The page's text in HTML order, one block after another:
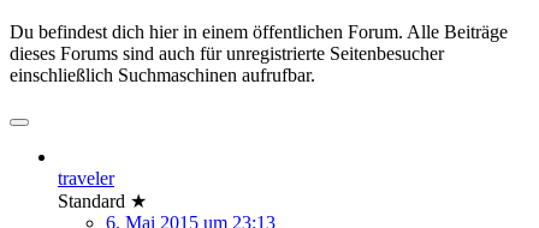
Du befindest dich hier in einem öffentlichen Forum. Alle Beiträge
dieses Forums sind auch für unregistrierte Seitenbesucher
einschließlich Suchmaschinen aufrufbar.
traveler
Standard ★
6. Mai 2015 um 23:13